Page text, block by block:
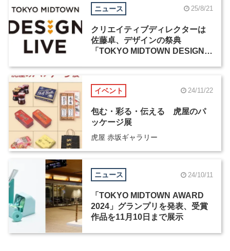
ニュース 25/8/21
クリエイティブディレクターは
佐藤卓、デザインの祭典
「TOKYO MIDTOWN DESIGN
イベント 24/11/22
包む・彩る・伝える 虎屋のパ
ッケージ展
虎屋 赤坂ギャラリー
ニュース 24/10/11
「TOKYO MIDTOWN AWARD
2024」グランプリを発表、受賞
作品を11月10日まで展示